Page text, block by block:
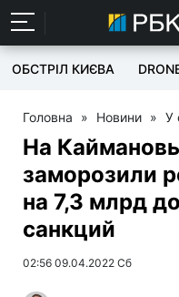
ОБСТРІЛ КИЄВА
Головна » Новини » У
На
заморозили
на 7,3 млрд
санкций
02:56 09.04.2022 Сб